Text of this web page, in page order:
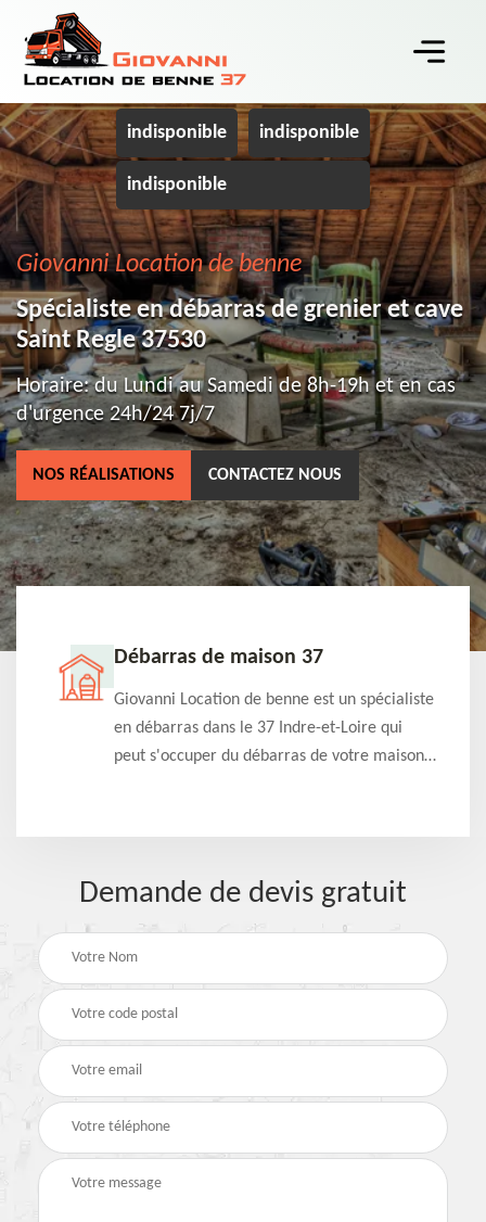
indisponible indisponible
indisponible
Giovanni Location de benne
Spécialiste en débarras de grenier et cave
Saint Regle 37530
Horaire: du Lundi au Samedi de 8h-19h et en cas
d'urgence 24h/24 7j/7
NOS RÉALISATIONS CONTACTEZ NOUS
Débarras de maison 37
Giovanni Location de benne est un spécialiste
en débarras dans le 37 Indre-et-Loire qui
peut s'occuper du débarras de votre maison
Demande de devis gratuit